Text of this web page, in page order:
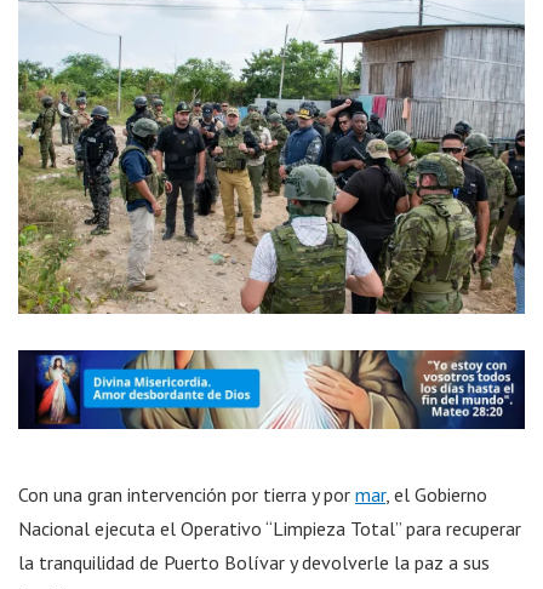
Con una gran intervención por tierra y por mar, el Gobierno
Nacional ejecuta el Operativo “Limpieza Total” para recuperar
la tranquilidad de Puerto Bolívar y devolverle la paz a sus